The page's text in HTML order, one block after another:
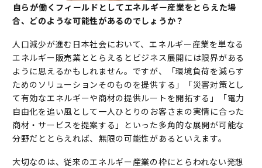
――自らが働くフィールドとしてエネルギー産業をとらえた場
合、どのような可能性があるのでしょうか？
人口減少が進む日本社会において、エネルギー産業を単なる
エネルギー販売業ととらえるとビジネス展開には限界がある
ように思えるかもしれません。ですが、「環境負荷を減らす
ためのソリューションそのものを提供する」「災害対策とし
て有効なエネルギーや商材の提供ルートを開拓する」「電力
自由化を追い風として一人ひとりのお客さまの実情に合った
商材・サービスを提案する」といった多角的な展開が可能な
分野だととらえれば、無限の可能性があるといえます。
大切なのは、従来のエネルギー産業の枠にとらわれない発想